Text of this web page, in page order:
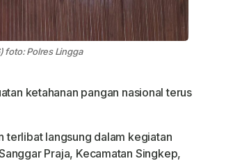
foto: Polres Lingga
ketahanan pangan nasional terus
terlibat langsung dalam kegiatan
Praja, Kecamatan Singkep,